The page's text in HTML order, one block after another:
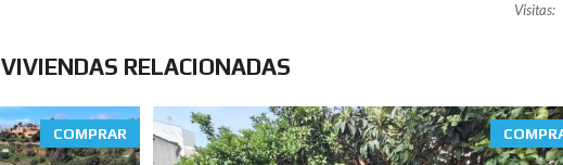
Visitas:
VIVIENDAS RELACIONADAS
COMPRAR